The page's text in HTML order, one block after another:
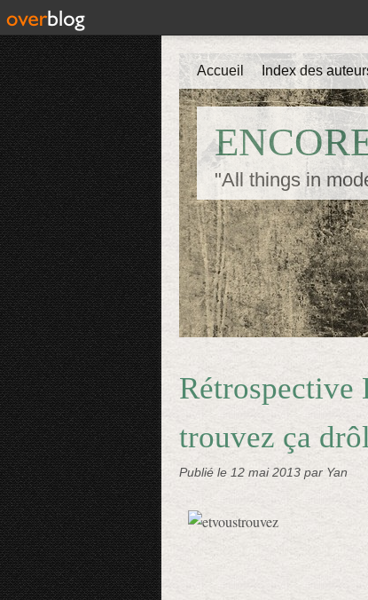
"All things in
Accueil Index des
Rétrospective
trouvez ça
Publié le 12 mai 2013 par Yan